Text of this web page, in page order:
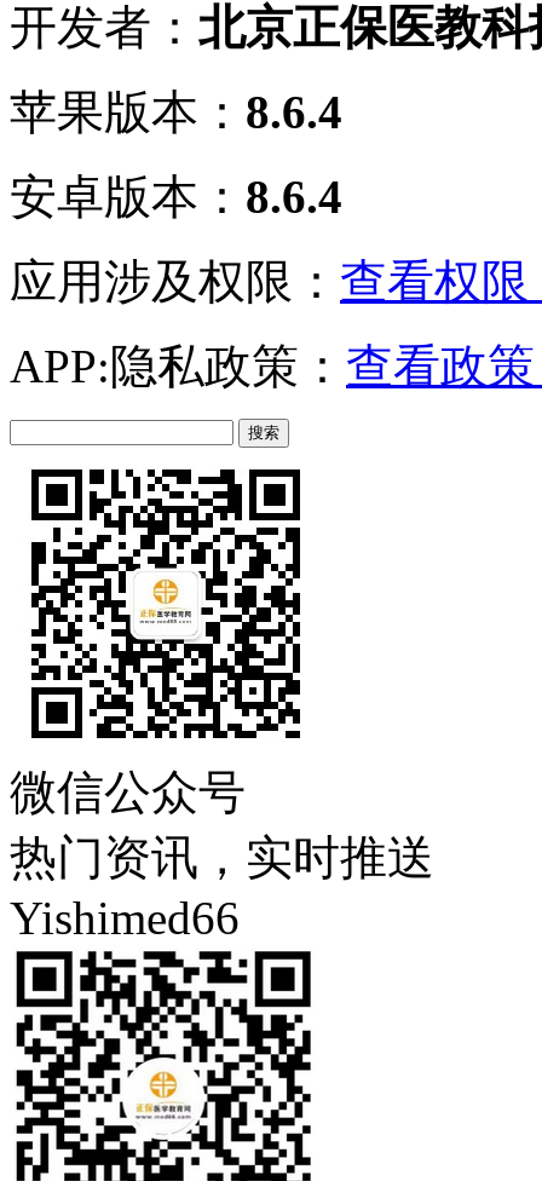
开发者： 北京正保医教
苹果版本： 8.6.4
安卓版本： 8.6.4
应用涉及权限： 查看权限
APP:隐私政策： 查看政
微信公众号
热门资讯，实时推送
Yishimed66